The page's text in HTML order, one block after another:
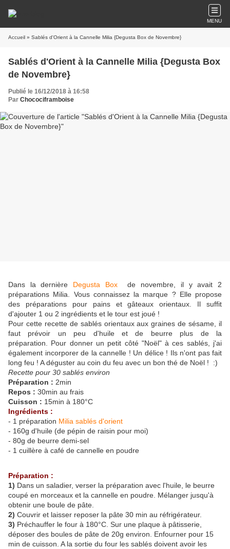
MENU
Accueil » Sablés d'Orient à la Cannelle Milia {Degusta Box de Novembre}
Sablés d'Orient à la Cannelle Milia {Degusta Box
de Novembre}
Publié le 16/12/2018 à 16:58
Par Chocociframboise
Dans la dernière Degusta Boxde novembre, il y avait 2
préparations Milia. Vous connaissez la marque ? Elle propose
des préparations pour pains et gâteaux orientaux. Il suffit
d'ajouter 1 ou 2 ingrédients et le tour est joué !
Pour cette recette de sablés orientaux aux graines de sésame, il
faut prévoir un peu d'huile et de beurre plus de la
préparation. Pour donner un petit côté "Noël" à ces sablés, j'ai
également incorporer de la cannelle ! Un délice ! Ils n'ont pas fait
long feu ! A déguster au coin du feu avec un bon thé de Noël ! :)
Recette pour 30 sablés environ
Préparation : 2min
Repos : 30min au frais
Cuisson : 15min à 180°C
Ingrédients :
- 1 préparation Milia sablés d'orient
- 160g d'huile (de pépin de raisin pour moi)
- 80g de beurre demi-sel
- 1 cuillère à café de cannelle en poudre
Préparation :
1) Dans un saladier, verser la préparation avec l'huile, le beurre
coupé en morceaux et la cannelle en poudre. Mélanger jusqu'à
obtenir une boule de pâte.
2) Couvrir et laisser reposer la pâte 30 min au réfrigérateur.
3) Préchauffer le four à 180°C. Sur une plaque à pâtisserie,
déposer des boules de pâte de 20g environ. Enfourner pour 15
min de cuisson. A la sortie du four les sablés doivent avoir les